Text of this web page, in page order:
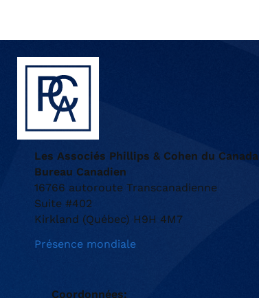
Les Associés Phillips & Cohen du Canada
Bureau Canadien
16766 autoroute Transcanadienne
Suite #402
Kirkland (Québec) H9H 4M7
Présence mondiale
Coordonnées: